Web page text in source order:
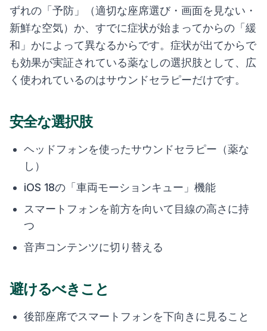
ずれの「予防」（適切な座席選び・画面を見ない・
新鮮な空気）か、すでに症状が始まってからの「緩
和」かによって異なるからです。症状が出てからで
も効果が実証されている薬なしの選択肢として、広
く使われているのはサウンドセラピーだけです。
安全な選択肢
ヘッドフォンを使ったサウンドセラピー（薬な
し）
iOS 18の「車両モーションキュー」機能
スマートフォンを前方を向いて目線の高さに持
つ
音声コンテンツに切り替える
避けるべきこと
後部座席でスマートフォンを下向きに見ること